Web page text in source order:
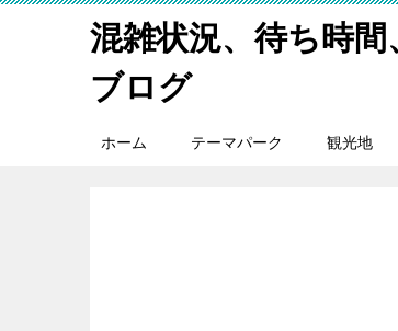
混雑状況、待ち時
ブログ
ホーム テーマパーク 観光地